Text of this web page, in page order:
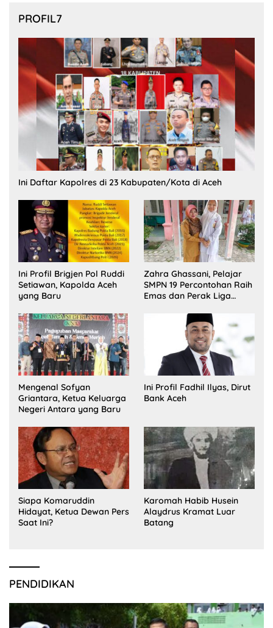
PROFIL7
Ini Daftar Kapolres di 23 Kabupaten/Kota di Aceh
Ini Profil Brigjen Pol Ruddi
Setiawan, Kapolda Aceh
yang Baru
Zahra Ghassani, Pelajar
SMPN 19 Percontohan Raih
Emas dan Perak Liga
Mengenal Sofyan
Griantara, Ketua Keluarga
Negeri Antara yang Baru
Ini Profil Fadhil Ilyas, Dirut
Bank Aceh
Siapa Komaruddin
Hidayat, Ketua Dewan Pers
Saat Ini?
Karomah Habib Husein
Alaydrus Kramat Luar
Batang
PENDIDIKAN